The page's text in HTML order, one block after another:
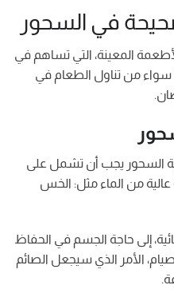
في السحور
المعينة، التي تساهم في
سواء من تناول الطعام في
السحور يجب أن تشمل على
عالية من الماء مثل: الخس
إلى حاجة الجسم في الحفاظ
الأمر الذي سيجعل الصائم